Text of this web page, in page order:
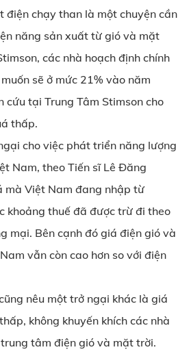
điện chạy than là một chuyện cần
năng sản xuất từ gió và mặt
các nhà hoạch định chính
sẽ ở mức 21% vào năm
cứu tại Trung Tâm Stimson cho
thấp.
cho việc phát triển năng lượng
Nam, theo Tiến sĩ Lê Đăng
mà Việt Nam đang nhập từ
khoảng thuế đã được trừ đi theo
mại. Bên cạnh đó giá điện gió và
vẫn còn cao hơn so với điện
nêu một trở ngại khác là giá
không khuyến khích các nhà
tâm điện gió và mặt trời.